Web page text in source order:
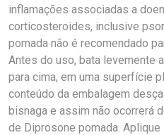
inflamações associadas a
corticosteroides, inclusive
pomada não é recomendado
Antes do uso, bata levemente
para cima, em uma superfície
conteúdo da embalagem
bisnaga e assim não ocorrerá
de Diprosone pomada.